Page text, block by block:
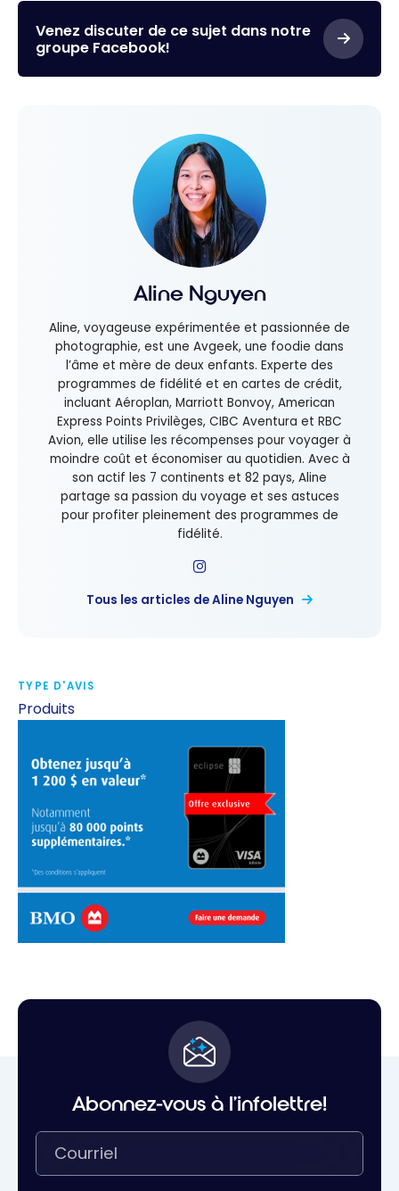
Venez discuter de ce sujet dans notre
groupe Facebook!
Aline Nguyen
Aline, voyageuse expérimentée et passionnée de
photographie, est une Avgeek, une foodie dans
l’âme et mère de deux enfants. Experte des
programmes de fidélité et en cartes de crédit,
incluant Aéroplan, Marriott Bonvoy, American
Express Points Privilèges, CIBC Aventura et RBC
Avion, elle utilise les récompenses pour voyager à
moindre coût et économiser au quotidien. Avec à
son actif les 7 continents et 82 pays, Aline
partage sa passion du voyage et ses astuces
pour profiter pleinement des programmes de
fidélité.
Tous les articles de Aline Nguyen
TYPE D'AVIS
Produits
Abonnez-vous à l'infolettre!